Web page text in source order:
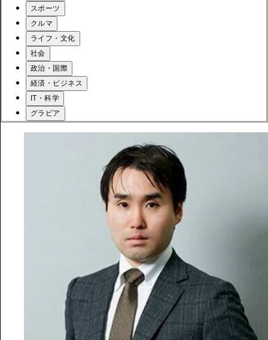
スポーツ
クルマ
ライフ・文化
社会
政治・国際
経済・ビジネス
IT・科学
グラビア